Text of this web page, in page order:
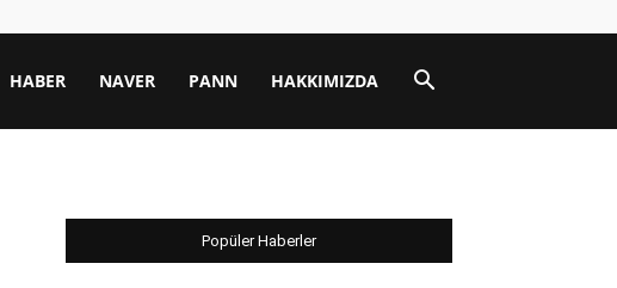
HABER NAVER PANN HAKKIMIZDA
Popüler Haberler